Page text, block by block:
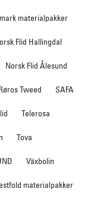
materialpakker
Flid Hallingdal
Norsk Flid Ålesund
Tweed SAFA
Telerosa
Tova
Växbolin
materialpakker